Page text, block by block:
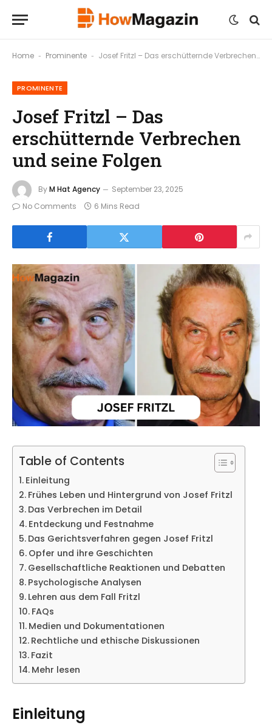
Home - Prominente - Josef Fritzl – Das erschütternde Verbrechen und seine Folgen
PROMINENTE
Josef Fritzl – Das
erschütternde Verbrechen
und seine Folgen
ByM Hat Agency
September 23, 2025
No Comments
6 Mins Read
Table of Contents
Einleitung
Frühes Leben und Hintergrund von Josef Fritzl
Das Verbrechen im Detail
Entdeckung und Festnahme
Das Gerichtsverfahren gegen Josef Fritzl
Opfer und ihre Geschichten
Gesellschaftliche Reaktionen und Debatten
Psychologische Analysen
Lehren aus dem Fall Fritzl
FAQs
Medien und Dokumentationen
Rechtliche und ethische Diskussionen
Fazit
Mehr lesen
Einleitung